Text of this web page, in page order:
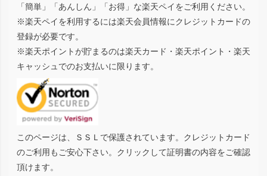
「簡単」「あんしん」「お得」な楽天ペイをご利用ください。
※楽天ペイを利用するには楽天会員情報にクレジットカードの
登録が必要です。
※楽天ポイントが貯まるのは楽天カード・楽天ポイント・楽天
キャッシュでのお支払いに限ります。
このページは、ＳＳＬで保護されています。クレジットカード
のご利用もご安心下さい。クリックして証明書の内容をご確認
頂けます。